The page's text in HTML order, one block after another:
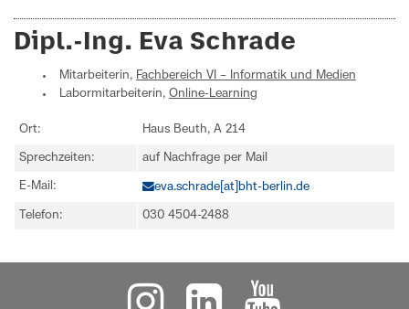
Dipl.-Ing. Eva Schrade
Mitarbeiterin, Fachbereich VI – Informatik und Medien
Labormitarbeiterin, Online-Learning
Ort: Haus Beuth, A 214
Sprechzeiten: auf Nachfrage per Mail
E-Mail: eva.schrade[at]bht-berlin.de
Telefon: 030 4504-2488